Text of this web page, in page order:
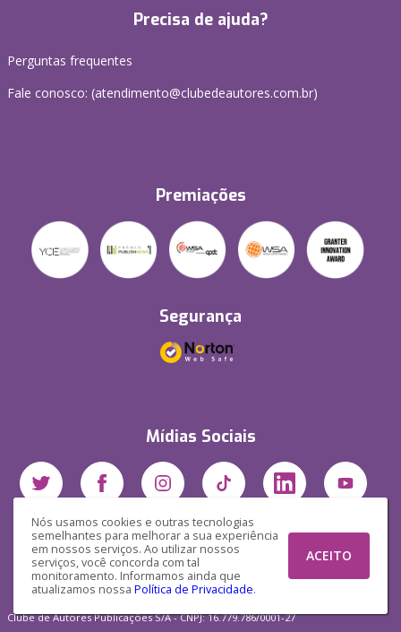
Nós usamos cookies e outras tecnologias
semelhantes para melhorar a sua experiência
em nossos serviços. Ao utilizar nossos
serviços, você concorda com tal
monitoramento. Informamos ainda que
atualizamos nossa Política de Privacidade.
ACEITO
Precisa de ajuda?
Perguntas frequentes
Fale conosco: (atendimento@clubedeautores.com.br)
Premiações
Segurança
Mídias Sociais
Clube de Autores Publicações S/A - CNPJ: 16.779.786/0001-27